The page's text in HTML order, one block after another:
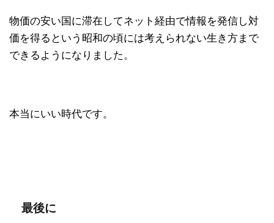
物価の安い国に滞在してネット経由で情報を発信し対
価を得るという昭和の頃には考えられない生き方まで
できるようになりました。
本当にいい時代です。
最後に